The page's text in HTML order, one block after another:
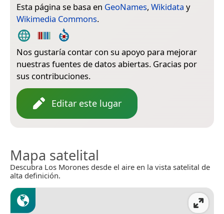
Esta página se basa en GeoNames, Wikidata y
Wikimedia Commons.
Nos gustaría contar con su apoyo para mejorar
nuestras fuentes de datos abiertas. Gracias por
sus contribuciones.
Editar este lugar
Mapa satelital
Descubra Los Morones desde el aire en la vista satelital de
alta definición.